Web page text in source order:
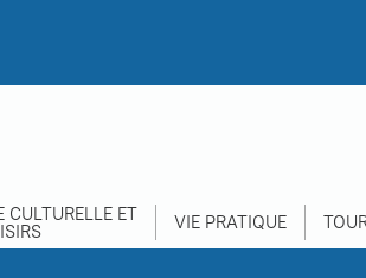
CULTURELLE ET VIE PRATIQUE